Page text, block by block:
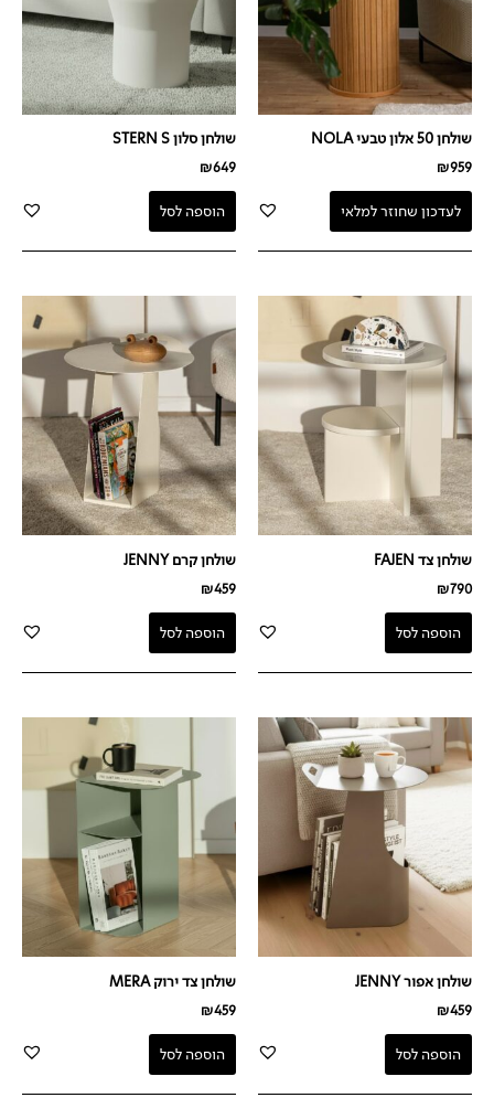
שולחן 50 אלון טבעי NOLA
₪959
לעדכון שחוזר למלאי
שולחן סלון STERN S
₪649
הוספה לסל
שולחן צד FAJEN
₪790
הוספה לסל
שולחן קרם JENNY
₪459
הוספה לסל
שולחן אפור JENNY
₪459
הוספה לסל
שולחן צד ירוק MERA
₪459
הוספה לסל